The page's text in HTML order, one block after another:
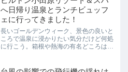
園をご紹介します！
へ日帰り温泉とランチビュッフ
ェに行ってきました！
長いゴールデンウィーク、景色の良いと
ころで温泉に浸かりたい気分だけど何処
に行こう。箱根や熱海の有名どころは人
の雰囲気でゆったりと過ごしたい時には